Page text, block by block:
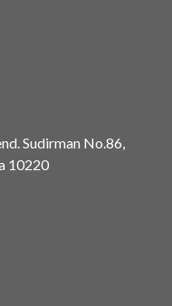
Sudirman No.86,
10220